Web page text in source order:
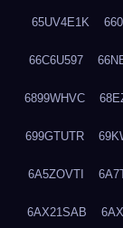
65UV4E1K
66C6U597
6899WHVC
699GTUTR
6A5ZOVTI
6AX21SAB